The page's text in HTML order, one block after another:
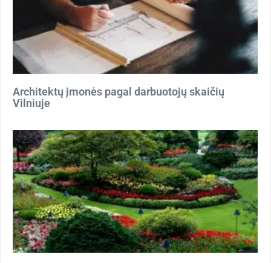
Architektų įmonės pagal darbuotojų skaičių
Vilniuje